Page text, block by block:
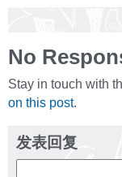
No
Stay in touch with
on this post.
发表回复